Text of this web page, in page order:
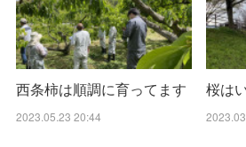
西条柿は順調に育ってます
2023.05.23 20:44
桜は